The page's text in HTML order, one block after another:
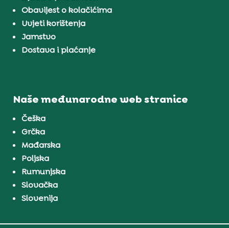
Obavijest o kolačićima
Uvjeti korištenja
Jamstvo
Dostava i plaćanje
Naše međunarodne web stranice
Češka
Grčka
Mađarska
Poljska
Rumunjska
Slovačka
Slovenija